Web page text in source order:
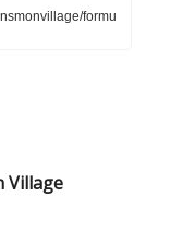
formu
Village